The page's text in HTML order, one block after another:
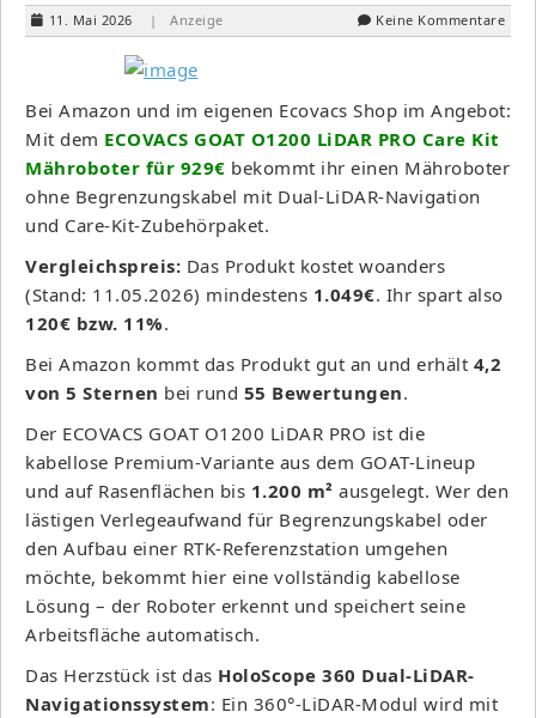
11. Mai 2026 | Anzeige Keine Kommentare
Bei Amazon und im eigenen Ecovacs Shop im Angebot:
Mit dem ECOVACS GOAT O1200 LiDAR PRO Care Kit
Mähroboter für 929€ bekommt ihr einen Mähroboter
ohne Begrenzungskabel mit Dual-LiDAR-Navigation
und Care-Kit-Zubehörpaket.
Vergleichspreis: Das Produkt kostet woanders
(Stand: 11.05.2026) mindestens 1.049€. Ihr spart also
120€ bzw. 11%.
Bei Amazon kommt das Produkt gut an und erhält 4,2
von 5 Sternen bei rund 55 Bewertungen.
Der ECOVACS GOAT O1200 LiDAR PRO ist die
kabellose Premium-Variante aus dem GOAT-Lineup
und auf Rasenflächen bis 1.200 m² ausgelegt. Wer den
lästigen Verlegeaufwand für Begrenzungskabel oder
den Aufbau einer RTK-Referenzstation umgehen
möchte, bekommt hier eine vollständig kabellose
Lösung – der Roboter erkennt und speichert seine
Arbeitsfläche automatisch.
Das Herzstück ist das HoloScope 360 Dual-LiDAR-
Navigationssystem: Ein 360°-LiDAR-Modul wird mit